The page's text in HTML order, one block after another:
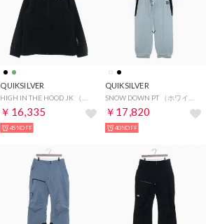
QUIKSILVER
￥16,335
45%OFF
QUIKSILVER
￥17,820
40%OFF